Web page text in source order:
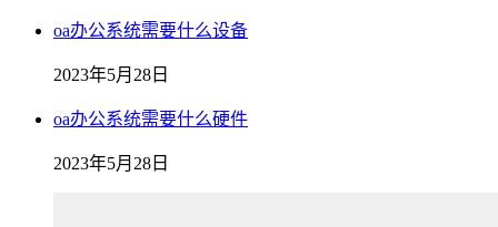
oa办公系统需要什么设备
2023年5月28日
oa办公系统需要什么硬件
2023年5月28日